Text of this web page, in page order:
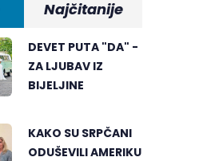
Najčitanije
DEVET PUTA "DA" -
ZA LJUBAV IZ
BIJELJINE
KAKO SU SRPČANI
ODUŠEVILI AMERIKU